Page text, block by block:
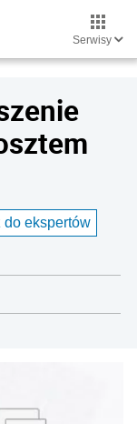
Serwisy
do ekspertów